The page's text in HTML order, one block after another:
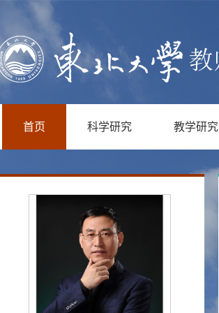
首页 科学研究 教学研究